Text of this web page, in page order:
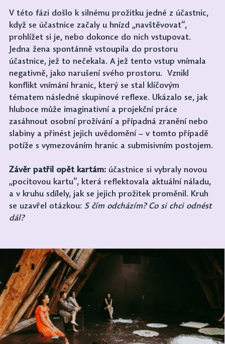
V této fázi došlo k silnému prožitku jedné z účastnic,
když se účastnice začaly u hnízd „navštěvovat“,
prohlížet si je, nebo dokonce do nich vstupovat.
Jedna žena spontánně vstoupila do prostoru
účastnice, jež to nečekala. A jež tento vstup vnímala
negativně, jako narušení svého prostoru.  Vznikl
konflikt vnímání hranic, který se stal klíčovým
tématem následné skupinové reflexe. Ukázalo se, jak
hluboce může imaginativní a projekční práce
zasáhnout osobní prožívání a případná zranění nebo
slabiny a přinést jejich uvědomění – v tomto případě
potíže s vymezováním hranic a submisivním postojem.
Závěr patřil opět kartám: účastnice si vybraly novou
„pocitovou kartu“, která reflektovala aktuální náladu,
a v kruhu sdílely, jak se jejich prožitek proměnil. Kruh
se uzavřel otázkou: S čím odcházím? Co si chci odnést
dál?